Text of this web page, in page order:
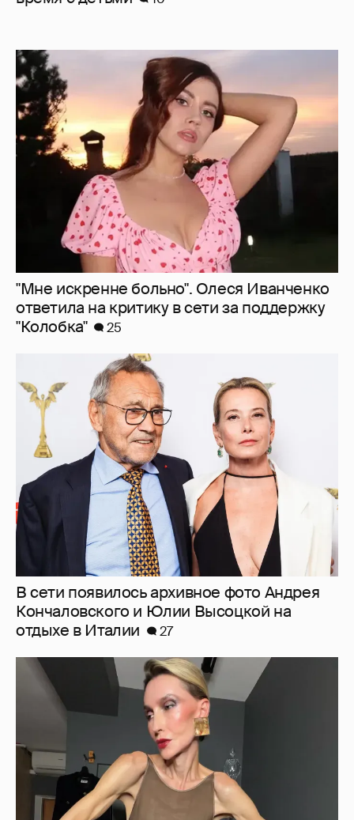
"Мне искренне больно". Олеся Иванченко
ответила на критику в сети за поддержку
"Колобка"
25
В сети появилось архивное фото Андрея
Кончаловского и Юлии Высоцкой на
отдыхе в Италии
27
"Люблю своё тело". 52-летняя Наталья
Максимова показала фигуру в "голых"